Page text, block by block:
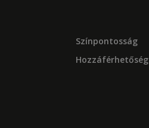
Színpontosság
Hozzáférhetőség